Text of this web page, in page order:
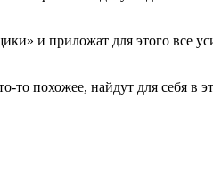
и приложат для этого все
похожее, найдут для себя в